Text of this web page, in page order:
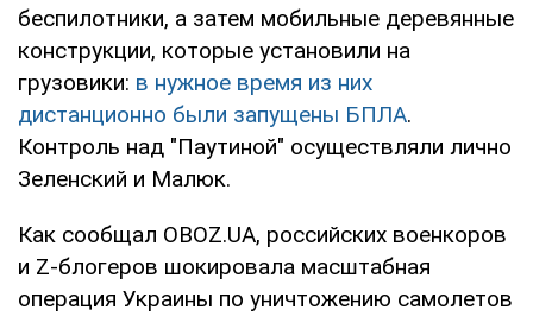
беспилотники, а затем мобильные деревянные
конструкции, которые установили на
грузовики: в нужное время из них
дистанционно были запущены БПЛА.
Контроль над "Паутиной" осуществляли лично
Зеленский и Малюк.
Как сообщал OBOZ.UA, российских военкоров
и Z-блогеров шокировала масштабная
операция Украины по уничтожению самолетов